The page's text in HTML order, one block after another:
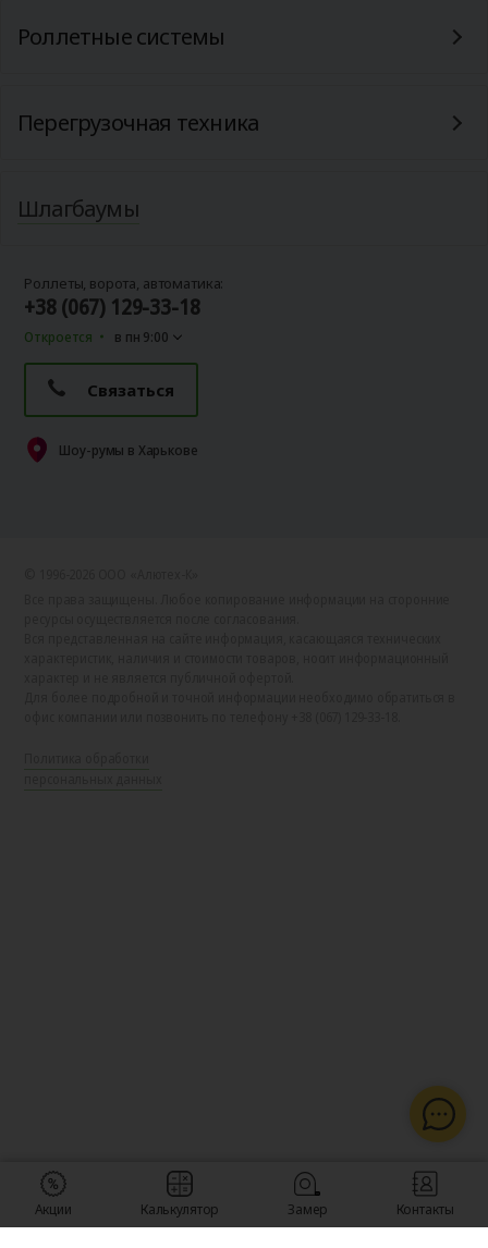
Роллетные системы
Перегрузочная техника
Шлагбаумы
Роллеты, ворота, автоматика:
+38 (067) 129-33-18
Откроется в пн 9:00
Связаться
Шоу-румы в Харькове
Акции Калькулятор Замер Контакты